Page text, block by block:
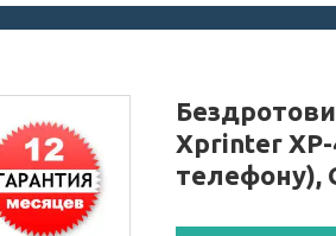
Xprinter
телефону),